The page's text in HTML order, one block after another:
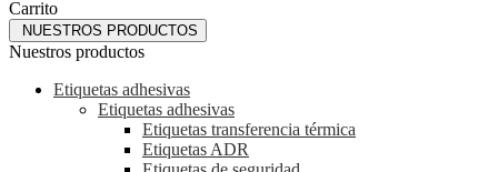
Carrito
NUESTROS PRODUCTOS
Nuestros productos
Etiquetas adhesivas
Etiquetas adhesivas
Etiquetas transferencia térmica
Etiquetas ADR